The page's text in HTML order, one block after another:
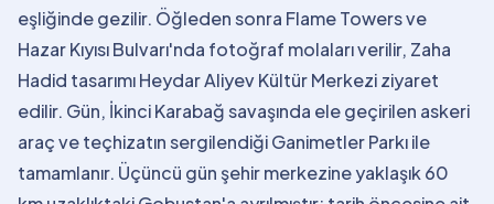
eşliğinde gezilir. Öğleden sonra Flame Towers ve
Hazar Kıyısı Bulvarı'nda fotoğraf molaları verilir, Zaha
Hadid tasarımı Heydar Aliyev Kültür Merkezi ziyaret
edilir. Gün, İkinci Karabağ savaşında ele geçirilen askeri
araç ve teçhizatın sergilendiği Ganimetler Parkı ile
tamamlanır. Üçüncü gün şehir merkezine yaklaşık 60